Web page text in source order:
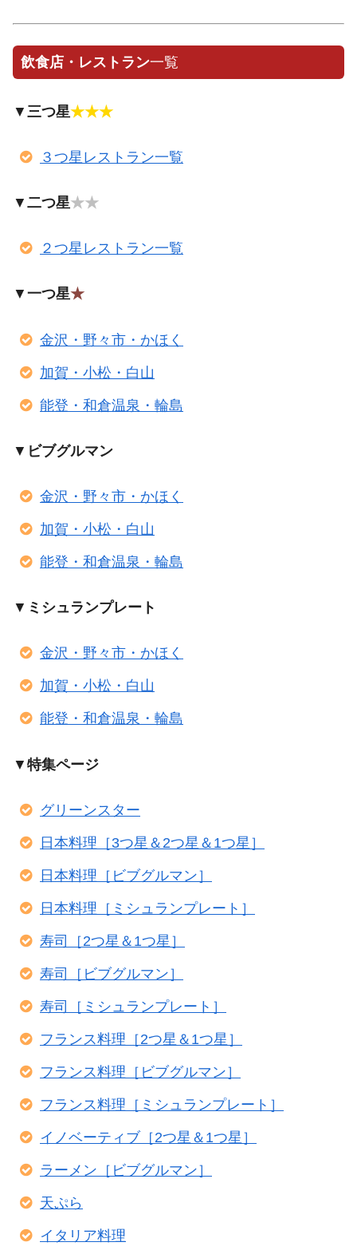
飲食店・レストラン一覧
▼ 三つ星★★★
３つ星レストラン一覧
▼ 二つ星★★
２つ星レストラン一覧
▼ 一つ星★
金沢・野々市・かほく
加賀・小松・白山
能登・和倉温泉・輪島
▼ ビブグルマン
金沢・野々市・かほく
加賀・小松・白山
能登・和倉温泉・輪島
▼ ミシュランプレート
金沢・野々市・かほく
加賀・小松・白山
能登・和倉温泉・輪島
▼ 特集ページ
グリーンスター
日本料理［3つ星＆2つ星＆1つ星］
日本料理［ビブグルマン］
日本料理［ミシュランプレート］
寿司［2つ星＆1つ星］
寿司［ビブグルマン］
寿司［ミシュランプレート］
フランス料理［2つ星＆1つ星］
フランス料理［ビブグルマン］
フランス料理［ミシュランプレート］
イノベーティブ［2つ星＆1つ星］
ラーメン［ビブグルマン］
天ぷら
イタリア料理